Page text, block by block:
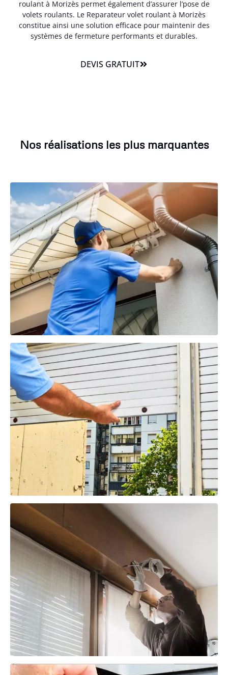
roulant à Morizès permet également d’assurer l’pose de
volets roulants. Le Reparateur volet roulant à Morizès
constitue ainsi une solution efficace pour maintenir des
systèmes de fermeture performants et durables.
DEVIS GRATUIT
Nos réalisations les plus marquantes